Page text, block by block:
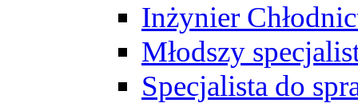
Inżynier
Młodszy
Specjalista do